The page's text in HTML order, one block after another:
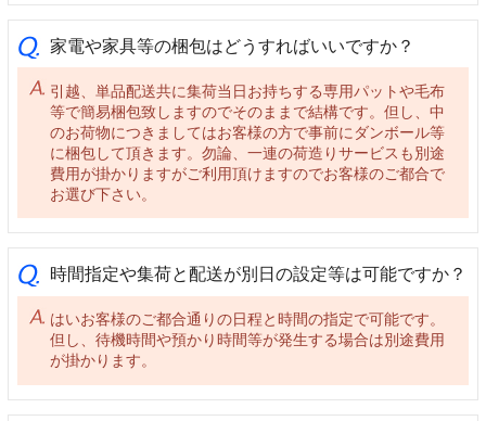
家電や家具等の梱包はどうすればいいですか？
引越、単品配送共に集荷当日お持ちする専用パットや毛布
等で簡易梱包致しますのでそのままで結構です。但し、中
のお荷物につきましてはお客様の方で事前にダンボール等
に梱包して頂きます。勿論、一連の荷造りサービスも別途
費用が掛かりますがご利用頂けますのでお客様のご都合で
お選び下さい。
時間指定や集荷と配送が別日の設定等は可能ですか？
はいお客様のご都合通りの日程と時間の指定で可能です。
但し、待機時間や預かり時間等が発生する場合は別途費用
が掛かります。